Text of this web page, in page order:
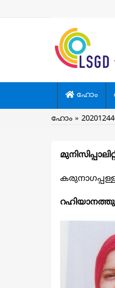
Main
ഹോം
ഹോം
റഹിയാനത്തു